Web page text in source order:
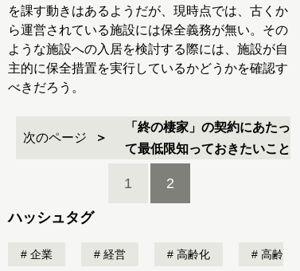
を課す動きはあるようだが、現時点では、古くか
ら運営されている施設には保全義務が無い。その
ような施設への入居を検討する際には、施設が自
主的に保全措置を実行しているかどうかを確認す
べきだろう。
次のページ
「終の棲家」の契約にあたっ
て最低限知っておきたいこと
1 2
ハッシュタグ
企業 経営 高齢化 高齢